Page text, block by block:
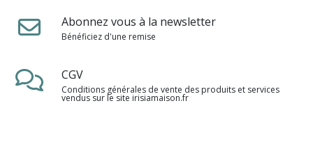
Abonnez vous à la newsletter
Bénéficiez d'une remise
CGV
Conditions générales de vente des produits et services
vendus sur le site irisiamaison.fr